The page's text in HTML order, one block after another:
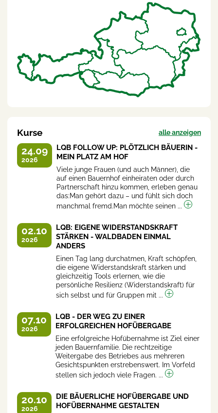
Kurse alle anzeigen
24.09
2026
LQB FOLLOW UP: PLÖTZLICH BÄUERIN -
MEIN PLATZ AM HOF
Viele junge Frauen (und auch Männer), die
auf einen Bauernhof einheiraten oder durch
Partnerschaft hinzu kommen, erleben genau
das:Man gehört dazu – und fühlt sich doch
manchmal fremd.Man möchte seinen ...
02.10
2026
LQB: EIGENE WIDERSTANDSKRAFT
STÄRKEN - WALDBADEN EINMAL
ANDERS
Einen Tag lang durchatmen, Kraft schöpfen,
die eigene Widerstandskraft stärken und
gleichzeitig Tools erlernen, wie die
persönliche Resilienz (Widerstandskraft) für
sich selbst und für Gruppen mit ...
07.10
2026
LQB - DER WEG ZU EINER
ERFOLGREICHEN HOFÜBERGABE
Eine erfolgreiche Hofübernahme ist Ziel einer
jeden Bauernfamilie. Die rechtzeitige
Weitergabe des Betriebes aus mehreren
Gesichtspunkten erstrebenswert. Im Vorfeld
stellen sich jedoch viele Fragen. ...
20.10
2026
DIE BÄUERLICHE HOFÜBERGABE UND
HOFÜBERNAHME GESTALTEN